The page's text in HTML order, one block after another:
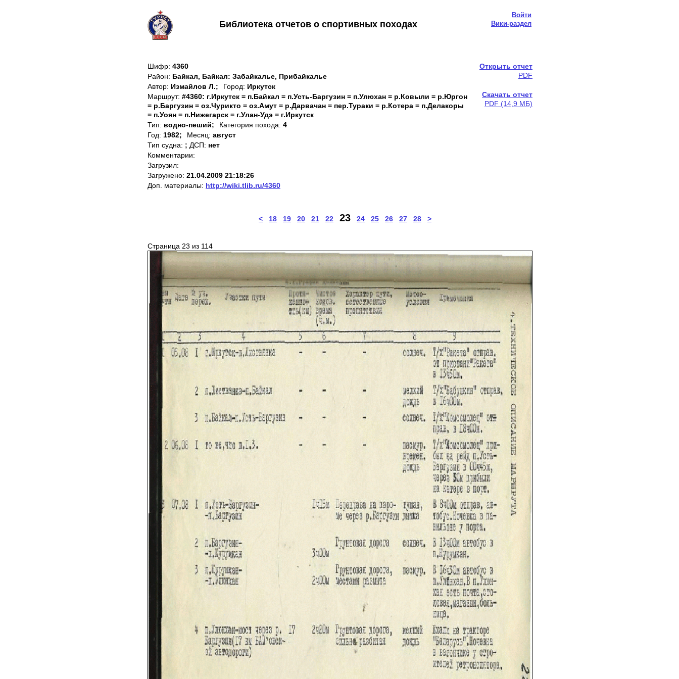
Войти
Библиотека отчетов о спортивных походах Вики-раздел
Шифр: 4360
Район: Байкал, Байкал: Забайкалье, Прибайкалье
Автор: Измайлов Л.; Город: Иркутск
Маршрут: #4360: г.Иркутск = п.Байкал = п.Усть-Баргузин = п.Улюхан = р.Ковыли = р.Юргон
= р.Баргузин = оз.Чурикто = оз.Амут = р.Дарвачан = пер.Тураки = р.Котера = п.Делакоры
= п.Уоян = п.Нижегарск = г.Улан-Удэ = г.Иркутск
Тип: водно-пеший; Категория похода: 4
Год: 1982; Месяц: август
Тип судна: ; ДСП: нет
Комментарии:
Загрузил:
Загружено: 21.04.2009 21:18:26
Доп. материалы: http://wiki.tlib.ru/4360
Открыть отчет
PDF
Скачать отчет
PDF (14,9 МБ)
< 18 19 20 21 22 23 24 25 26 27 28 >
Страница 23 из 114